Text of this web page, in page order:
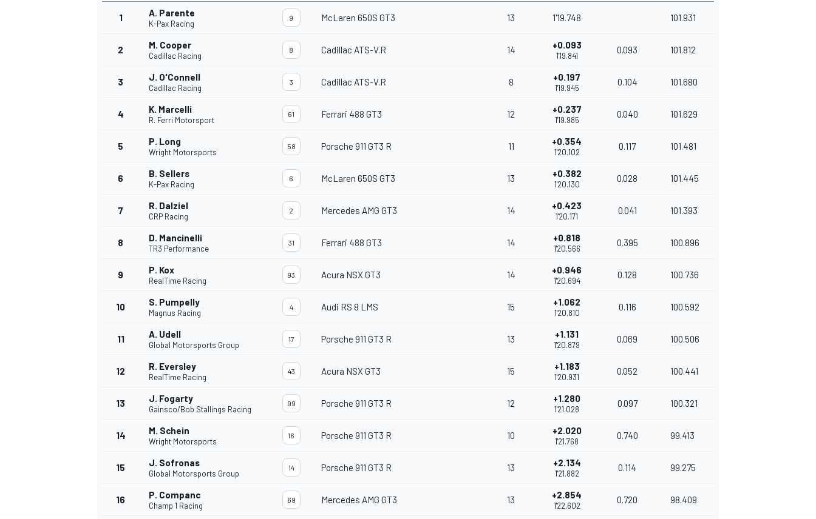
NASCAR CUP
1 A. Parente
K-Pax Racing
9 McLaren 650S GT3 13 1'19.748 101.931
2 M. Cooper
Cadillac Racing
8 Cadillac ATS-V.R 14 +0.093
1'19.841
0.093 101.812
3 J. O'Connell
Cadillac Racing
3 Cadillac ATS-V.R 8 +0.197
1'19.945
0.104 101.680
4 K. Marcelli
R. Ferri Motorsport
61 Ferrari 488 GT3 12 +0.237
1'19.985
0.040 101.629
5 P. Long
Wright Motorsports
58 Porsche 911 GT3 R 11 +0.354
1'20.102
0.117 101.481
6 B. Sellers
K-Pax Racing
6 McLaren 650S GT3 13 +0.382
1'20.130
0.028 101.445
7 R. Dalziel
CRP Racing
2 Mercedes AMG GT3 14 +0.423
1'20.171
0.041 101.393
8 D. Mancinelli
TR3 Performance
31 Ferrari 488 GT3 14 +0.818
1'20.566
0.395 100.896
9 P. Kox
RealTime Racing
93 Acura NSX GT3 14 +0.946
1'20.694
0.128 100.736
10 S. Pumpelly
Magnus Racing
4 Audi RS 8 LMS 15 +1.062
1'20.810
0.116 100.592
11 A. Udell
Global Motorsports Group
17 Porsche 911 GT3 R 13 +1.131
1'20.879
0.069 100.506
12 R. Eversley
RealTime Racing
43 Acura NSX GT3 15 +1.183
1'20.931
0.052 100.441
13 J. Fogarty
Gainsco/Bob Stallings Racing
99 Porsche 911 GT3 R 12 +1.280
1'21.028
0.097 100.321
14 M. Schein
Wright Motorsports
16 Porsche 911 GT3 R 10 +2.020
1'21.768
0.740 99.413
15 J. Sofronas
Global Motorsports Group
14 Porsche 911 GT3 R 13 +2.134
1'21.882
0.114 99.275
16 P. Companc
Champ 1 Racing
69 Mercedes AMG GT3 13 +2.854
1'22.602
0.720 98.409